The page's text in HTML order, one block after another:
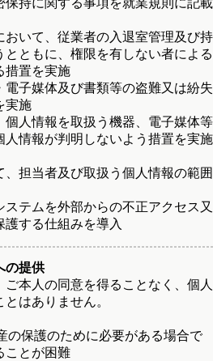
おいて、従業者の入退室管理及び持
ともに、権限を有しない者による
措置を実施
電子媒体及び書類等の盗難又は紛失
実施
個人情報を取扱う機器、電子媒体等
人情報が判明しないよう措置を実施
、担当者及び取扱う個人情報の範囲
ステムを外部からの不正アクセス又
する仕組みを導入
の提供
本人の同意を得ることなく、個人
はありません。
の保護のために必要がある場合で
ことが困難